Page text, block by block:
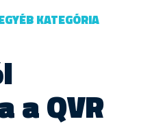
KATEGÓRIA
a QVR